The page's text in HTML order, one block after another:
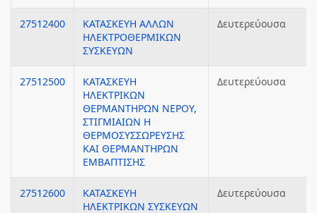
27512400
ΚΑΤΑΣΚΕΥΗ ΑΛΛΩΝ
ΗΛΕΚΤΡΟΘΕΡΜΙΚΩΝ
ΣΥΣΚΕΥΩΝ
Δευτερεύουσα
27512500
ΚΑΤΑΣΚΕΥΗ
ΗΛΕΚΤΡΙΚΩΝ
ΘΕΡΜΑΝΤΗΡΩΝ ΝΕΡΟΥ,
ΣΤΙΓΜΙΑΙΩΝ Η
ΘΕΡΜΟΣΥΣΣΩΡΕΥΣΗΣ
ΚΑΙ ΘΕΡΜΑΝΤΗΡΩΝ
ΕΜΒΑΠΤΙΣΗΣ
Δευτερεύουσα
27512600
ΚΑΤΑΣΚΕΥΗ
ΗΛΕΚΤΡΙΚΩΝ ΣΥΣΚΕΥΩΝ
Δευτερεύουσα